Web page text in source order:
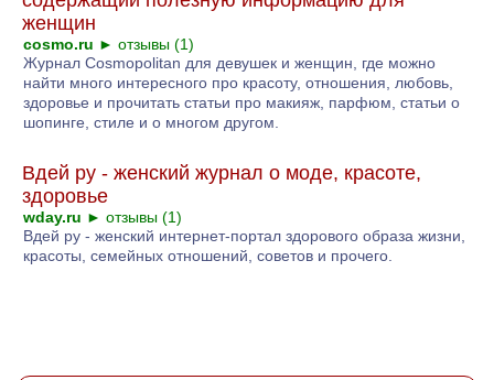
женщин
cosmo.ru ► отзывы (1)
Журнал Cosmopolitan для девушек и женщин, где можно
найти много интересного про красоту, отношения, любовь,
здоровье и прочитать статьи про макияж, парфюм, статьи о
шопинге, стиле и о многом другом.
Вдей ру - женский журнал о моде, красоте,
здоровье
wday.ru ► отзывы (1)
Вдей ру - женский интернет-портал здорового образа жизни,
красоты, семейных отношений, советов и прочего.